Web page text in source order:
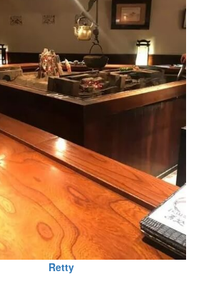
Retty